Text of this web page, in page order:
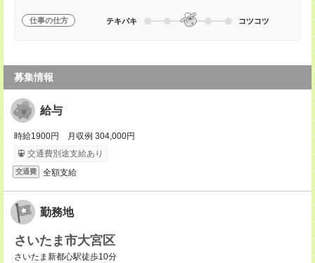
仕事の仕方 テキパキ コツコツ
募集情報
給与
時給1900円 月収例 304,000円
交通費別途支給あり
交通費 全額支給
勤務地
さいたま市大宮区
さいたま新都心駅徒歩10分